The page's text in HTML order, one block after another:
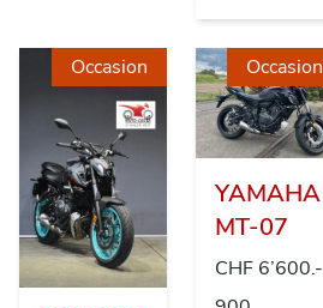
Occasion Occasion
YAMAHA
MT-07
CHF 6’600.-